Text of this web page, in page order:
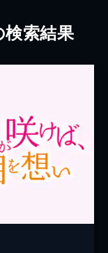
検索結果